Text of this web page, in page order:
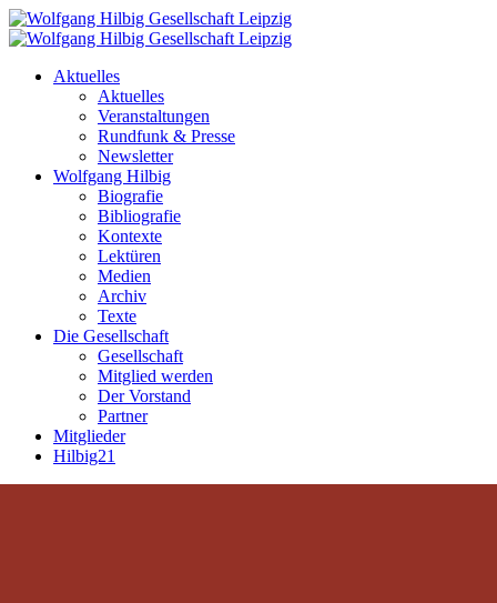
Aktuelles
Aktuelles
Veranstaltungen
Rundfunk & Presse
Newsletter
Wolfgang Hilbig
Biografie
Bibliografie
Kontexte
Lektüren
Medien
Archiv
Texte
Die Gesellschaft
Gesellschaft
Mitglied werden
Der Vorstand
Partner
Mitglieder
Hilbig21